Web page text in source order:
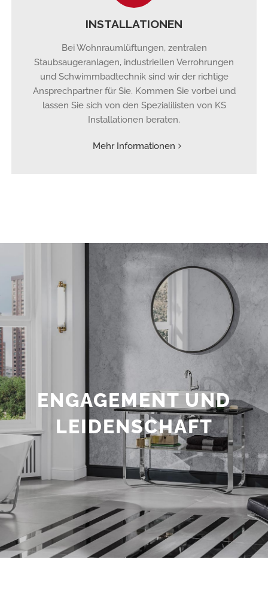
INSTALLATIONEN
Bei Wohnraumlüftungen, zentralen
Staubsaugeranlagen, industriellen Verrohrungen
und Schwimmbadtechnik sind wir der richtige
Ansprechpartner für Sie. Kommen Sie vorbei und
lassen Sie sich von den Spezialilisten von KS
Installationen beraten.
Mehr Informationen
ENGAGEMENT UND
LEIDENSCHAFT